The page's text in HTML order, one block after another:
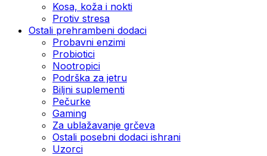
Kosa, koža i nokti
Protiv stresa
Ostali prehrambeni dodaci
Probavni enzimi
Probiotici
Nootropici
Podrška za jetru
Biljni suplementi
Pečurke
Gaming
Za ublažavanje grčeva
Ostali posebni dodaci ishrani
Uzorci